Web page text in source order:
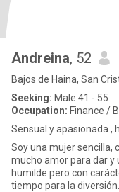
Andreina, 52
Bajos de Haina, San
Seeking: Male 41 - 55
Occupation: Finance /
Sensual y apasionada ,
Soy una mujer sencilla, coqueta,.inteligente e independiente, con
mucho amor para dar y un
humilde pero con carácter, me
tiempo para la